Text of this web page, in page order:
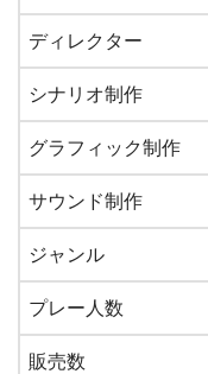
ディレクター
シナリオ制作
グラフィック制作
サウンド制作
ジャンル
プレー人数
販売数